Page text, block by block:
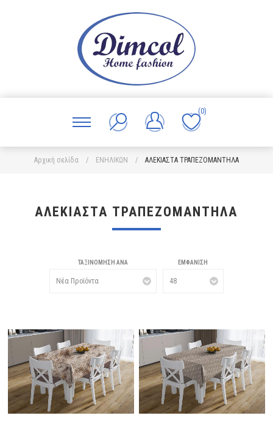
(0)
Αρχική σελίδα / ΕΝΗΛΙΚΩΝ / ΑΛΕΚΙΑΣΤΑ ΤΡΑΠΕΖΟΜΑΝΤΗΛΑ
ΑΛΕΚΙΑΣΤΑ ΤΡΑΠΕΖΟΜΑΝΤΗΛΑ
ΤΑΞΙΝΌΜΗΣΗ ΑΝΆ ΕΜΦΆΝΙΣΗ